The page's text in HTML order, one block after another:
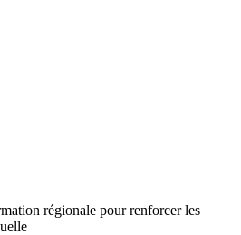
régionale pour renforcer les